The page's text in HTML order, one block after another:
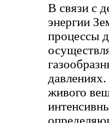
В связи с
энергии
процессы
живого